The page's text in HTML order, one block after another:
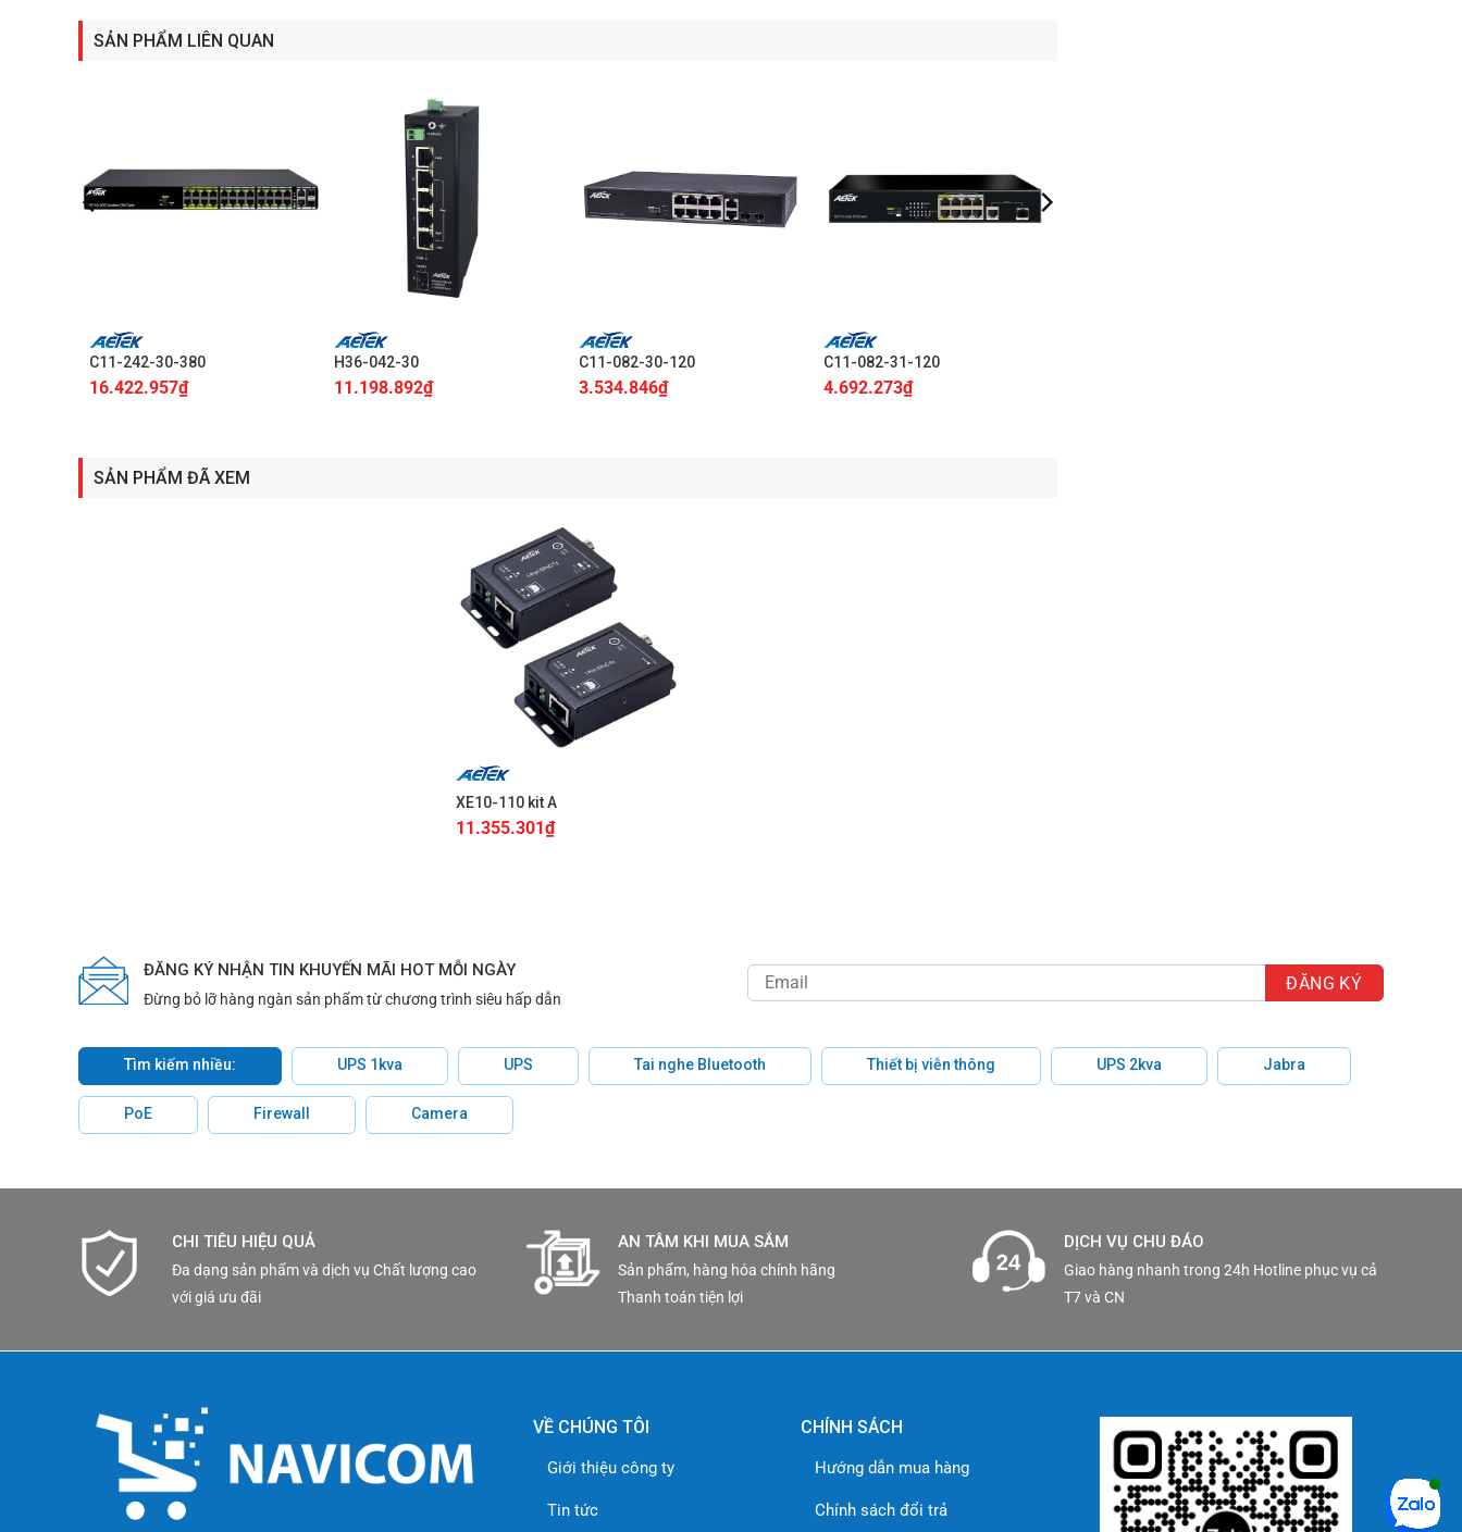
SẢN PHẨM LIÊN QUAN
C11-242-30-380
16.422.957₫
H36-042-30
11.198.892₫
C11-082-30-120
3.534.846₫
C11-082-31-120
4.692.273₫
SẢN PHẨM ĐÃ XEM
XE10-110 kit A
11.355.301₫
ĐĂNG KÝ NHẬN TIN KHUYẾN MÃI HOT MỖI NGÀY
Đừng bỏ lỡ hàng ngàn sản phẩm từ chương trình siêu hấp dẫn
Tìm kiếm nhiều: UPS 1kva UPS Tai nghe Bluetooth Thiết bị viễn thông UPS 2kva Jabra
PoE Firewall Camera
CHI TIÊU HIỆU QUẢ
Đa dạng sản phẩm và dịch vụ Chất lượng cao
với giá ưu đãi
AN TÂM KHI MUA SẮM
Sản phẩm, hàng hóa chính hãng
Thanh toán tiện lợi
DỊCH VỤ CHU ĐÁO
Giao hàng nhanh trong 24h Hotline phục vụ cả
T7 và CN
VỀ CHÚNG TÔI
Giới thiệu công ty
Tin tức
CHÍNH SÁCH
Hướng dẫn mua hàng
Chính sách đổi trả